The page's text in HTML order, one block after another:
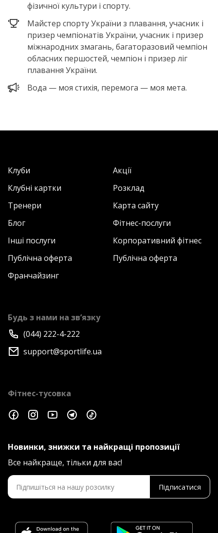
фізичної культури і спорту.
Майстер спорту України з плавання, учасник і
призер чемпіонатів України, учасник і призер
міжнародних змагань, багаторазовий чемпіон
обласних першостей, чемпіон і призер ліг
плавання України.
Вода — моя стихія, перемога — моя мета.
Клуби
Акції
Клубні картки
Розклад
Тренери
Карта сайту
Блог
Фітнес-послуги
Інші послуги
Корпоративний фітнес
Публічна оферта
Публічна оферта
Франчайзинг
Будь з нами на зв’язку
(044) 222-4-222
support@sportlife.ua
Фітнес-тусовка
Новинки, знижки та найкращі пропозиції
Все найкраще, тільки для вас!
Підписатися